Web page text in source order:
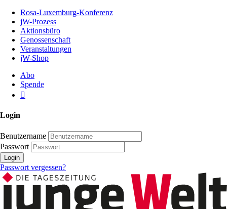
Inhalt
Seite
Rosa-Luxemburg-Konferenz
jW-Prozess
Aktionsbüro
Genossenschaft
Veranstaltungen
jW-Shop
Abo
Spende
Login
Benutzername
Passwort
Login
Passwort vergessen?